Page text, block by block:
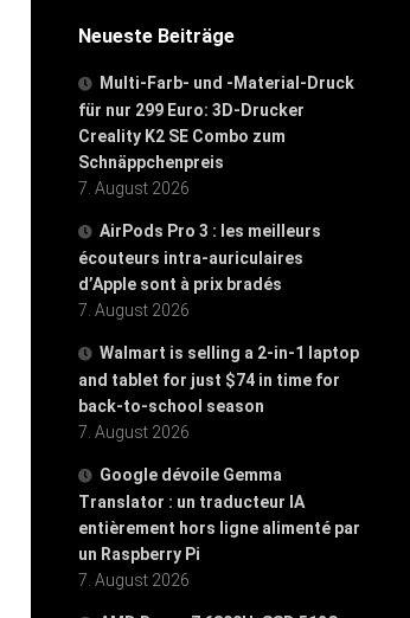
Neueste Beiträge
Multi-Farb- und -Material-Druck
für nur 299 Euro: 3D-Drucker
Creality K2 SE Combo zum
Schnäppchenpreis
7. August 2026
AirPods Pro 3 : les meilleurs
écouteurs intra-auriculaires
d’Apple sont à prix bradés
7. August 2026
Walmart is selling a 2-in-1 laptop
and tablet for just $74 in time for
back-to-school season
7. August 2026
Google dévoile Gemma
Translator : un traducteur IA
entièrement hors ligne alimenté par
un Raspberry Pi
7. August 2026